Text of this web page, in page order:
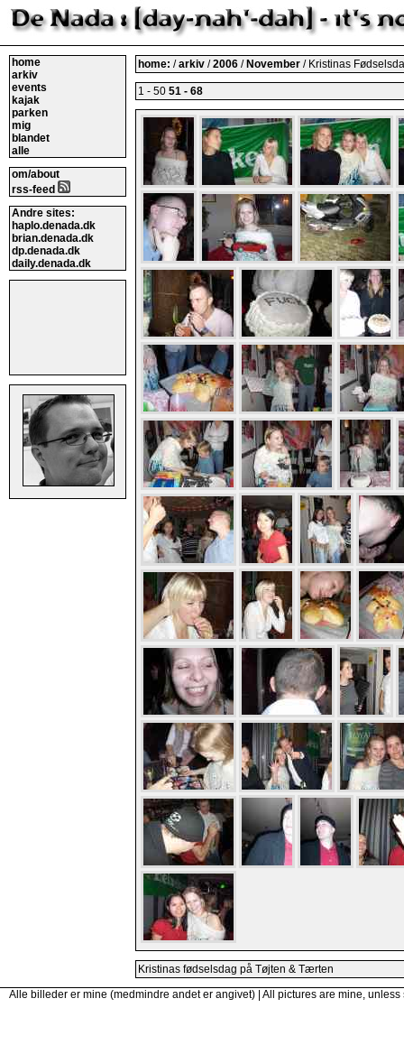
home
arkiv
events
kajak
parken
mig
blandet
alle
om/about
rss-feed
Andre sites:
haplo.denada.dk
brian.denada.dk
dp.denada.dk
daily.denada.dk
home: /arkiv /2006 / November / Kristinas
1 - 50 51 - 68
Kristinas fødselsdag på Tøjten & Tærten
Alle billeder er mine (medmindre andet er angivet) | All pictures are mine,